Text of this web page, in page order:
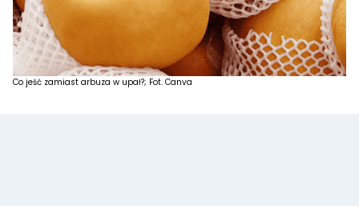
Co jeść zamiast arbuza w upał?; Fot. Canva